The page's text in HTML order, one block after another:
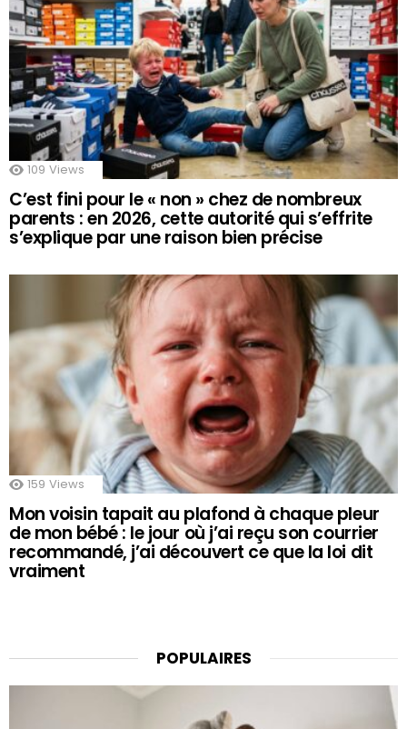
109 Views
C’est fini pour le « non » chez de nombreux
parents : en 2026, cette autorité qui s’effrite
s’explique par une raison bien précise
159 Views
Mon voisin tapait au plafond à chaque pleur
de mon bébé : le jour où j’ai reçu son courrier
recommandé, j’ai découvert ce que la loi dit
vraiment
POPULAIRES